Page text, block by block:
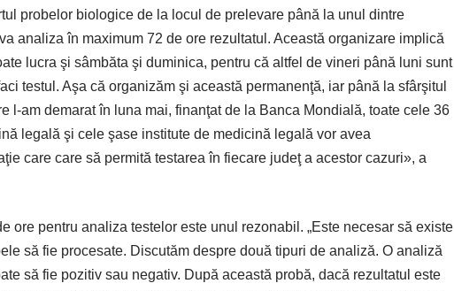
probelor biologice de la locul de prelevare până la unul dintre
analiza în maximum 72 de ore rezultatul. Această organizare implică
lucra şi sâmbăta şi duminica, pentru că altfel de vineri până luni sunt
testul. Aşa că organizăm şi această permanenţă, iar până la sfârşitul
l-am demarat în luna mai, finanţat de la Banca Mondială, toate cele 36
legală şi cele şase institute de medicină legală vor avea
care care să permită testarea în fiecare judeţ a acestor cazuri», a
ore pentru analiza testelor este unul rezonabil. „Este necesar să existe
să fie procesate. Discutăm despre două tipuri de analiză. O analiză
să fie pozitiv sau negativ. După această probă, dacă rezultatul este